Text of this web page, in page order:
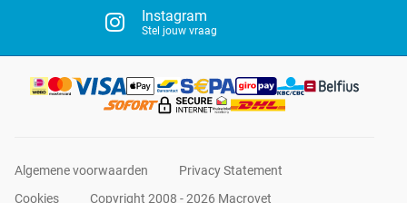
Instagram
Stel jouw vraag
Algemene voorwaarden
Privacy Statement
Cookies
Copyright 2008 - 2026 Macrovet